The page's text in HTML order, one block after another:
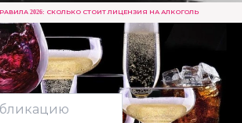
2026: СКОЛЬКО СТОИТ ЛИЦЕНЗИЯ НА АЛКОГОЛЬ